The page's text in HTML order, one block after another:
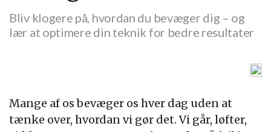
Bliv klogere på, hvordan du bevæger dig – og
lær at optimere din teknik for bedre resultater
Mange af os bevæger os hver dag uden at
tænke over, hvordan vi gør det. Vi går, løfter,